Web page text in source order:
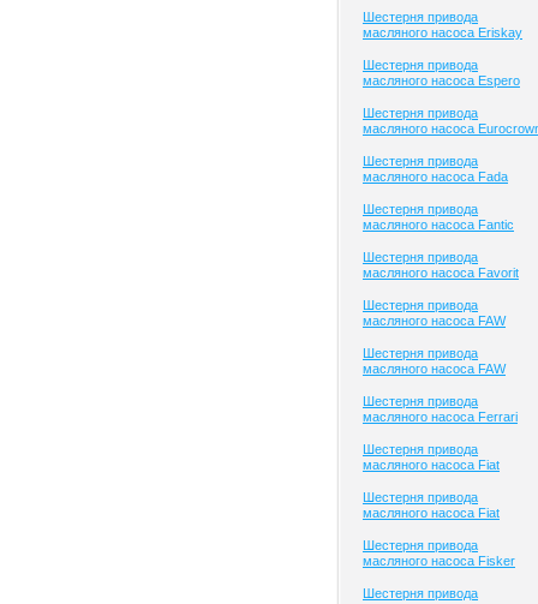
Шестерня привода
масляного насоса Eriskay
Шестерня привода
масляного насоса Espero
Шестерня привода
масляного насоса
Шестерня привода
масляного насоса Fada
Шестерня привода
масляного насоса Fantic
Шестерня привода
масляного насоса Favorit
Шестерня привода
масляного насоса FAW
Шестерня привода
масляного насоса FAW
Шестерня привода
масляного насоса Ferrari
Шестерня привода
масляного насоса Fiat
Шестерня привода
масляного насоса Fiat
Шестерня привода
масляного насоса Fisker
Шестерня привода